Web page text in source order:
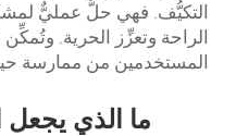
التكيُّف. فهي حلٌّ عمليٌّ
الراحة وتعزِّز الحرية.
المستخدمين من ممارسة
ما الذي يجعل